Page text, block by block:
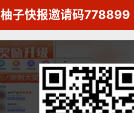
柚子快报邀请码778899